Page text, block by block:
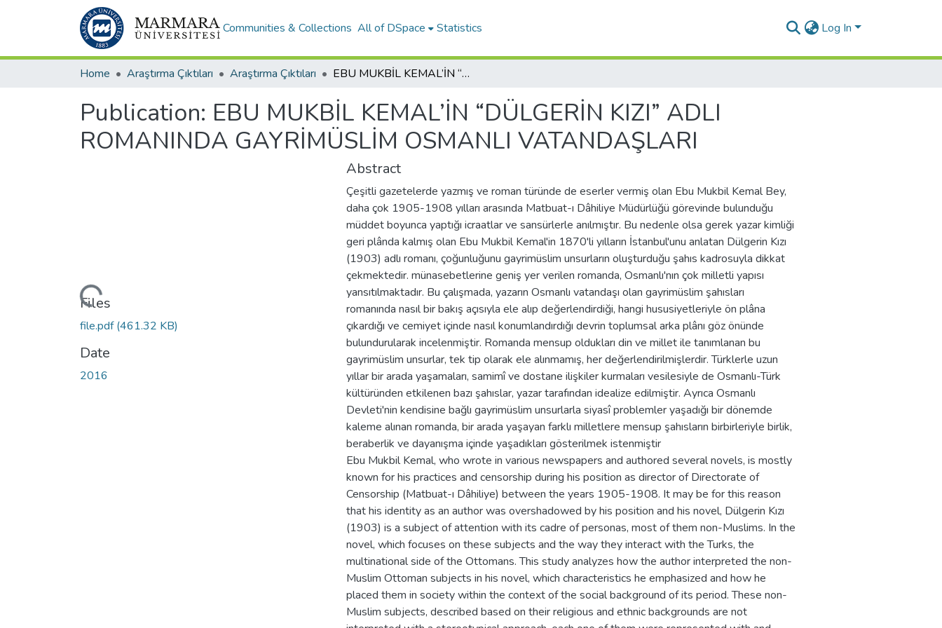
Communities & Collections All of DSpace Statistics Log In
Home Araştırma Çıktıları Araştırma Çıktıları EBU MUKBİL KEMAL’İN “DÜLGERİN KIZI” ADLI ROMANINDA GAYRİMÜSLİM OSMANLI VATANDAŞLARI
Publication: EBU MUKBİL KEMAL’İN “DÜLGERİN KIZI” ADLI
ROMANINDA GAYRİMÜSLİM OSMANLI VATANDAŞLARI
Loading...
Files
file.pdf(461.32 KB)
Date
2016
Abstract
Çeşitli gazetelerde yazmış ve roman türünde de eserler vermiş olan Ebu Mukbil Kemal Bey,
daha çok 1905-1908 yılları arasında Matbuat-ı Dâhiliye Müdürlüğü görevinde bulunduğu
müddet boyunca yaptığı icraatlar ve sansürlerle anılmıştır. Bu nedenle olsa gerek yazar kimliği
geri plânda kalmış olan Ebu Mukbil Kemal'in 1870'li yılların İstanbul'unu anlatan Dülgerin Kızı
(1903) adlı romanı, çoğunluğunu gayrimüslim unsurların oluşturduğu şahıs kadrosuyla dikkat
çekmektedir. münasebetlerine geniş yer verilen romanda, Osmanlı'nın çok milletli yapısı
yansıtılmaktadır. Bu çalışmada, yazarın Osmanlı vatandaşı olan gayrimüslim şahısları
romanında nasıl bir bakış açısıyla ele alıp değerlendirdiği, hangi hususiyetleriyle ön plâna
çıkardığı ve cemiyet içinde nasıl konumlandırdığı devrin toplumsal arka plânı göz önünde
bulundurularak incelenmiştir. Romanda mensup oldukları din ve millet ile tanımlanan bu
gayrimüslim unsurlar, tek tip olarak ele alınmamış, her değerlendirilmişlerdir. Türklerle uzun
yıllar bir arada yaşamaları, samimî ve dostane ilişkiler kurmaları vesilesiyle de Osmanlı-Türk
kültüründen etkilenen bazı şahıslar, yazar tarafından idealize edilmiştir. Ayrıca Osmanlı
Devleti'nin kendisine bağlı gayrimüslim unsurlarla siyasî problemler yaşadığı bir dönemde
kaleme alınan romanda, bir arada yaşayan farklı milletlere mensup şahısların birbirleriyle birlik,
beraberlik ve dayanışma içinde yaşadıkları gösterilmek istenmiştir
Ebu Mukbil Kemal, who wrote in various newspapers and authored several novels, is mostly
known for his practices and censorship during his position as director of Directorate of
Censorship (Matbuat-ı Dâhiliye) between the years 1905-1908. It may be for this reason
that his identity as an author was overshadowed by his position and his novel, Dülgerin Kızı
(1903) is a subject of attention with its cadre of personas, most of them non-Muslims. In the
novel, which focuses on these subjects and the way they interact with the Turks, the
multinational side of the Ottomans. This study analyzes how the author interpreted the non-
Muslim Ottoman subjects in his novel, which characteristics he emphasized and how he
placed them in society within the context of the social background of its period. These non-
Muslim subjects, described based on their religious and ethnic backgrounds are not